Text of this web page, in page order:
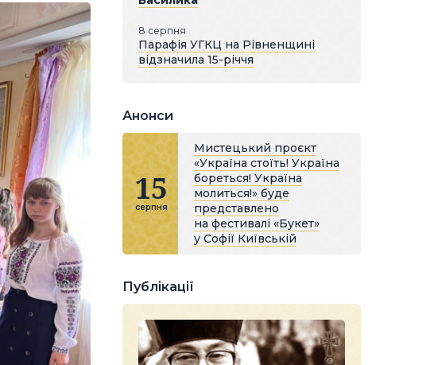
8 серпня
Парафія УГКЦ на Рівненщині
відзначила 15-річчя
Анонси
15
серпня
Мистецький проєкт
«Україна стоїть! Україна
бореться! Україна
молиться!» буде
представлено
на фестивалі «Букет»
у Софії Київській
Публікації